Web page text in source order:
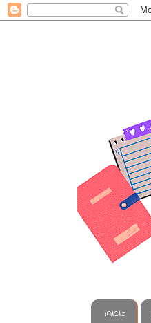
Inicio